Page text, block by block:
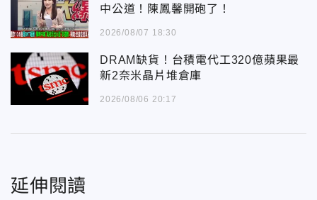
中公道！陳鳳馨開砲了！
2026/08/07 18:30
DRAM缺貨！台積電代工320億蘋果最
新2奈米晶片堆倉庫
2026/08/06 20:17
延伸閱讀